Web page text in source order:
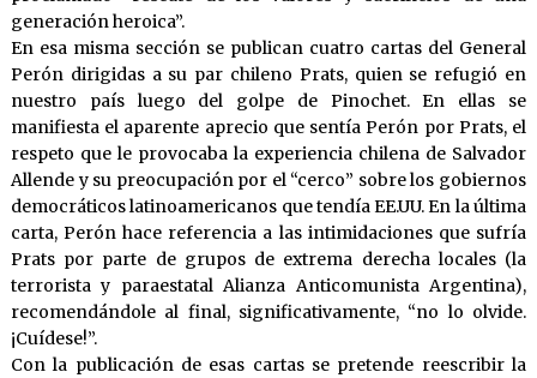
generación heroica”.
En esa misma sección se publican cuatro cartas del General
Perón dirigidas a su par chileno Prats, quien se refugió en
nuestro país luego del golpe de Pinochet. En ellas se
manifiesta el aparente aprecio que sentía Perón por Prats, el
respeto que le provocaba la experiencia chilena de Salvador
Allende y su preocupación por el “cerco” sobre los gobiernos
democráticos latinoamericanos que tendía EE.UU. En la última
carta, Perón hace referencia a las intimidaciones que sufría
Prats por parte de grupos de extrema derecha locales (la
terrorista y paraestatal Alianza Anticomunista Argentina),
recomendándole al final, significativamente, “no lo olvide.
¡Cuídese!”.
Con la publicación de esas cartas se pretende reescribir la